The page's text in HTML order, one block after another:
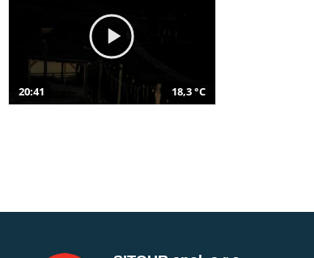
20:41 18,3 °C